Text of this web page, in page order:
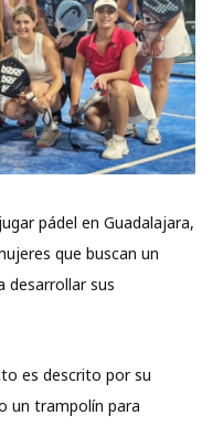
pádel en Guadalajara,
que buscan un
desarrollar sus
es descrito por su
un trampolín para